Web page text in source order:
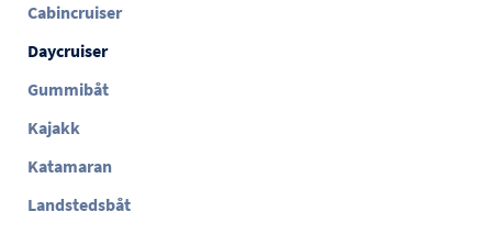
Cabincruiser
Daycruiser
Gummibåt
Kajakk
Katamaran
Landstedsbåt